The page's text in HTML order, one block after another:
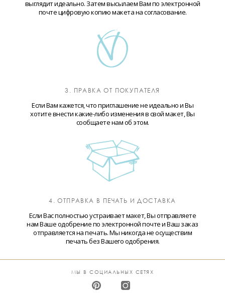
выглядит идеально. Затем высылаем Вам по электронной
почте цифровую копию макета на согласование.
3. ПРАВКА ОТ ПОКУПАТЕЛЯ
Если Вам кажется, что приглашение не идеально и Вы
хотите внести какие-либо изменения в свой макет, Вы
сообщаете нам об этом.
4. ОТПРАВКА В ПЕЧАТЬ И ДОСТАВКА
Если Вас полностью устраивает макет, Вы отправляете
нам Ваше одобрение по электронной почте и Ваш заказ
отправляется на печать. Мы никогда не осуществим
печать без Вашего одобрения.
МЫ В СОЦИАЛЬНЫХ СЕТЯХ